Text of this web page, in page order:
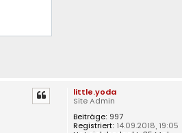
little.yoda
Site Admin
Beiträge: 997
Registriert: 14.09.2018, 19:05